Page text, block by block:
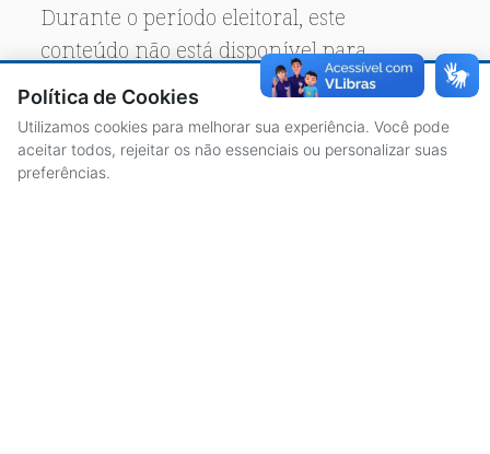
Durante o período eleitoral, este
conteúdo não está disponível para
acesso público.
Política de Cookies
Utilizamos cookies para melhorar sua experiência. Você pode
aceitar todos, rejeitar os não essenciais ou personalizar suas
preferências.